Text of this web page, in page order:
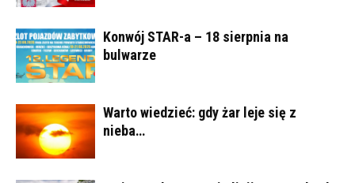
Konwój STAR-a – 18 sierpnia na
bulwarze
Warto wiedzieć: gdy żar leje się z
nieba…